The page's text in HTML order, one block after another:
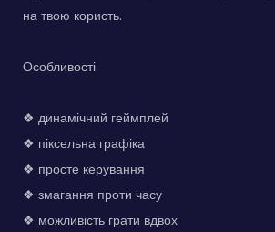
на твою користь.
Особливості
❖ динамічний геймплей
❖ піксельна графіка
❖ просте керування
❖ змагання проти часу
❖ можливість грати вдвох